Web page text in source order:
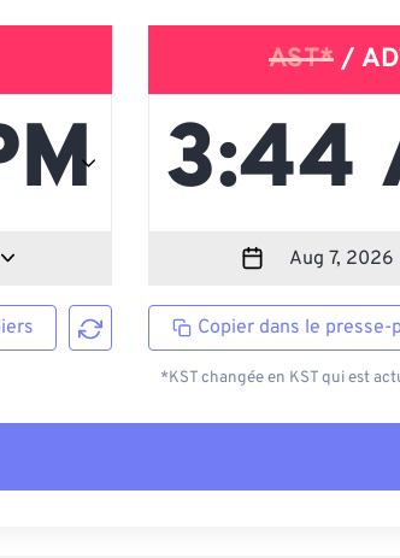
AST*/
Copier dans le presse-
*KST changée en KST qui est